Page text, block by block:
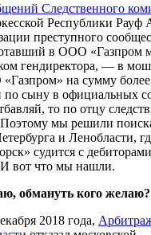
Следственного
Республики Рауф
преступного
в ООО «Газпром
гендиректора, — в
на сумму
по сыну в официальных
то по отцу
Поэтому мы решили
и Ленобласти,
судится с
И вот что мы нашли.
обмануть кого желаю?
2018 года,